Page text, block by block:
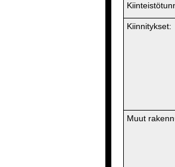
Kiinnitykset:
Muut